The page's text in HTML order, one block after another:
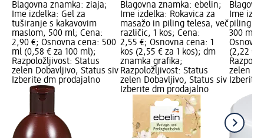
Blagovna znamka: ziaja;
Ime izdelka: Gel za
tuširanje s kakavovim
maslom, 500 ml; Cena:
2,90 €; Osnovna cena: 500
ml (0,58 € za 100 ml);
Razpoložljivost: Status
zelen Dobavljivo, Status siv
Izberite dm prodajalno
Blagovna znamka: ebelin;
Ime izdelka: Rokavica za
masažo in piling telesa, več
različic, 1 kos; Cena:
2,55 €; Osnovna cena: 1
kos (2,55 € za 1 kos); dm
znamka grafika;
Razpoložljivost: Status
zelen Dobavljivo, Status siv
Izberite dm prodajalno
Ime
piling
300 ml;
(2,22 €
zelen
Izberite